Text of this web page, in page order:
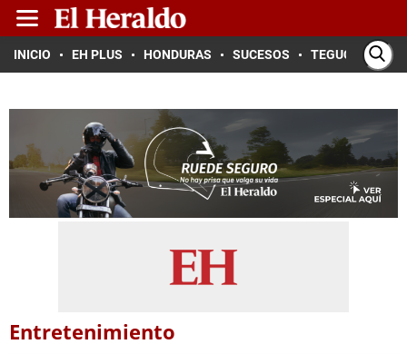
INICIO EH PLUS HONDURAS SUCESOS TEGUCIGALPA
Entretenimiento